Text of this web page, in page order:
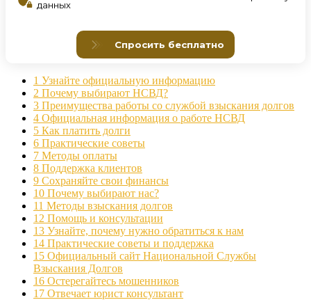
1 Узнайте официальную информацию
2 Почему выбирают НСВД?
3 Преимущества работы со службой взыскания долгов
4 Официальная информация о работе НСВД
5 Как платить долги
6 Практические советы
7 Методы оплаты
8 Поддержка клиентов
9 Сохраняйте свои финансы
10 Почему выбирают нас?
11 Методы взыскания долгов
12 Помощь и консультации
13 Узнайте, почему нужно обратиться к нам
14 Практические советы и поддержка
15 Официальный сайт Национальной Службы
Взыскания Долгов
16 Остерегайтесь мошенников
17 Отвечает юрист консультант